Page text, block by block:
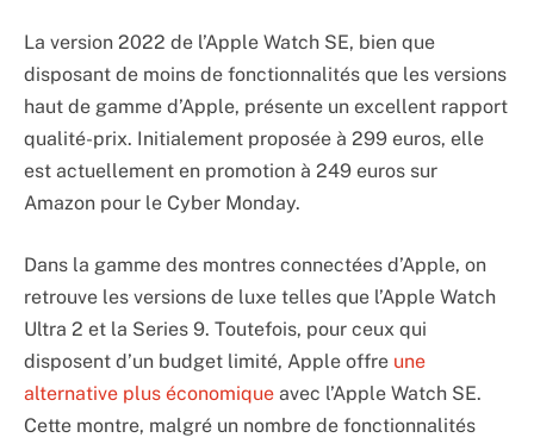
La version 2022 de l’Apple Watch SE, bien que
disposant de moins de fonctionnalités que les versions
haut de gamme d’Apple, présente un excellent rapport
qualité-prix. Initialement proposée à 299 euros, elle
est actuellement en promotion à 249 euros sur
Amazon pour le Cyber Monday.
Dans la gamme des montres connectées d’Apple, on
retrouve les versions de luxe telles que l’Apple Watch
Ultra 2 et la Series 9. Toutefois, pour ceux qui
disposent d’un budget limité, Apple offre une
alternative plus économique avec l’Apple Watch SE.
Cette montre, malgré un nombre de fonctionnalités